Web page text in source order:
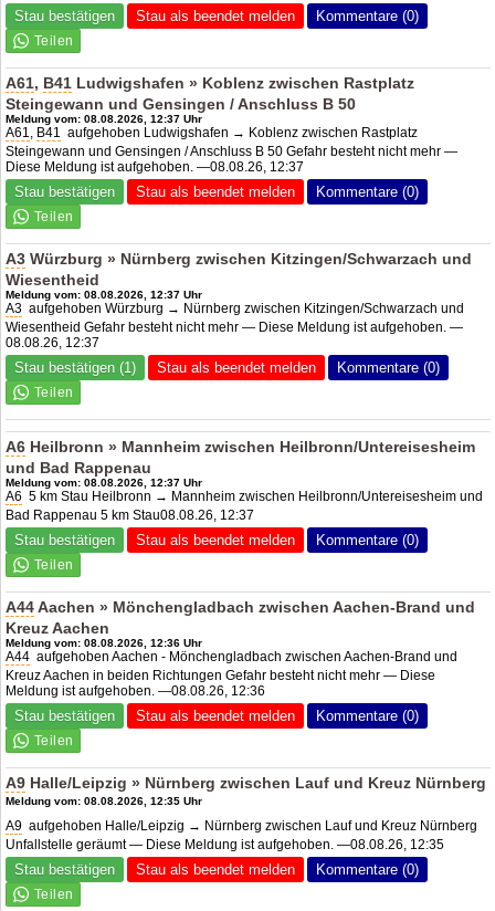
Stau bestätigen Stau als beendet melden Kommentare (0)
A61, B41 Ludwigshafen » Koblenz zwischen Rastplatz
Steingewann und Gensingen / Anschluss B 50
Meldung vom: 08.08.2026, 12:37 Uhr
A61, B41 aufgehoben Ludwigshafen → Koblenz zwischen Rastplatz
Steingewann und Gensingen / Anschluss B 50 Gefahr besteht nicht mehr —
Diese Meldung ist aufgehoben. —08.08.26, 12:37
Stau bestätigen Stau als beendet melden Kommentare (0)
A3 Würzburg » Nürnberg zwischen Kitzingen/Schwarzach und
Wiesentheid
Meldung vom: 08.08.2026, 12:37 Uhr
A3 aufgehoben Würzburg → Nürnberg zwischen Kitzingen/Schwarzach und
Wiesentheid Gefahr besteht nicht mehr — Diese Meldung ist aufgehoben. —
08.08.26, 12:37
Stau bestätigen (1) Stau als beendet melden Kommentare (0)
A6 Heilbronn » Mannheim zwischen Heilbronn/Untereisesheim
und Bad Rappenau
Meldung vom: 08.08.2026, 12:37 Uhr
A6 5 km Stau Heilbronn → Mannheim zwischen Heilbronn/Untereisesheim und
Bad Rappenau 5 km Stau08.08.26, 12:37
Stau bestätigen Stau als beendet melden Kommentare (0)
A44Aachen » Mönchengladbach zwischen Aachen-Brand und
Kreuz Aachen
Meldung vom: 08.08.2026, 12:36 Uhr
A44 aufgehoben Aachen - Mönchengladbach zwischen Aachen-Brand und
Kreuz Aachen in beiden Richtungen Gefahr besteht nicht mehr — Diese
Meldung ist aufgehoben. —08.08.26, 12:36
Stau bestätigen Stau als beendet melden Kommentare (0)
A9 Halle/Leipzig » Nürnberg zwischen Lauf und Kreuz Nürnberg
Meldung vom: 08.08.2026, 12:35 Uhr
A9 aufgehoben Halle/Leipzig → Nürnberg zwischen Lauf und Kreuz Nürnberg
Unfallstelle geräumt — Diese Meldung ist aufgehoben. —08.08.26, 12:35
Stau bestätigen Stau als beendet melden Kommentare (0)